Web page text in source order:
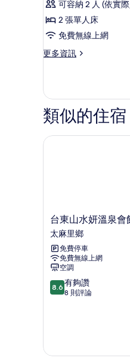
標
準
床
的
所
有
相
可容納 2 人 (依實
2 張單人床
免費無線上網
更多資訊
更
雙
床
房
的
詳
類似的住宿
台
東
山
水
妍
溫
泉
會
台東山水妍溫泉會
太麻里鄉
免費停車
免費無線上網
空調
8.6
分，
夠
8.6 有夠讚
8 則評論
台東山水妍溫泉會館